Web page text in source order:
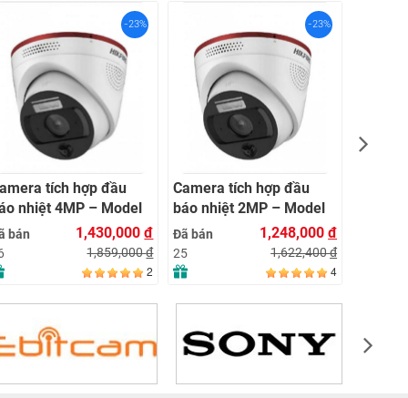
-23%
tích hợp đầu
nhiệt 4MP – Model
VH 243
bán
1,430,000đ
1,859,000đ
2
-23%
Camera tích hợp đầu
báo nhiệt 2MP – Model
HF-VH 223
Đã bán
25
1,248,000đ
1,622,400đ
4